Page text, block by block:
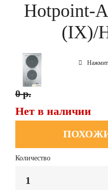
Hotpoint-
(IX)/
0 р.
Нет в наличии
Количество